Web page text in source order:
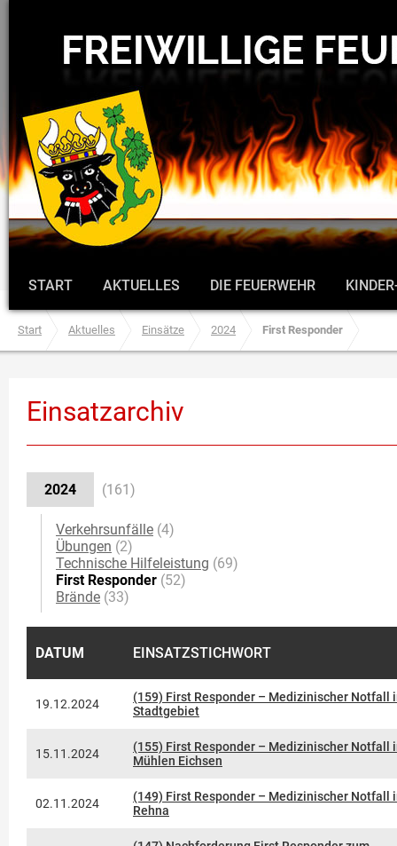
START AKTUELLES DIE FEUERWEHR
Start Aktuelles Einsätze 2024 First Responder
Einsatzarchiv
2024 (161)
Verkehrsunfälle (4)
Übungen (2)
Technische Hilfeleistung (69)
First Responder (52)
Brände (33)
DATUM EINSATZSTICHWORT
19.12.2024
(159) First Responder – Medizinischer Notfall
Stadtgebiet
15.11.2024
(155) First Responder – Medizinischer Notfall
Mühlen Eichsen
02.11.2024
(149) First Responder – Medizinischer Notfall
Rehna